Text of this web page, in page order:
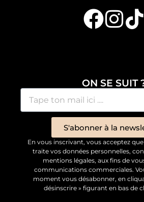
ON SE SUIT
S'abonner à la
En vous inscrivant, vous acceptez
traite vos données personnelles,
mentions légales, aux fins de
communications commerciales.
moment vous désabonner, en
désinscrire » figurant en bas de